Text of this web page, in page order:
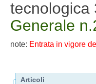
Generale
note: Entrata in vigore